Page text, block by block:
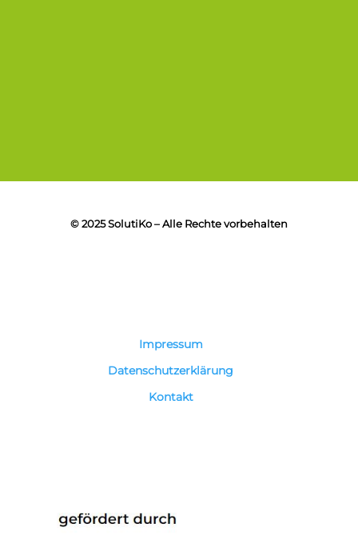
© 2025 SolutiKo – Alle Rechte vorbehalten
Impressum
Datenschutzerklärung
Kontakt